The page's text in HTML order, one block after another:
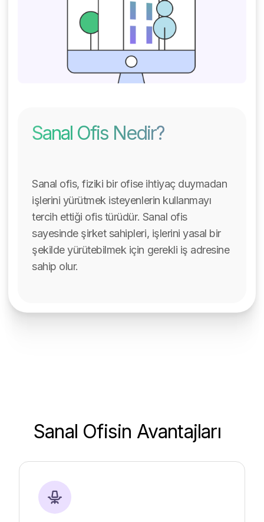
Sanal Ofis Nedir?
Sanal ofis, fiziki bir ofise ihtiyaç duymadan
işlerini yürütmek isteyenlerin kullanmayı
tercih ettiği ofis türüdür. Sanal ofis
sayesinde şirket sahipleri, işlerini yasal bir
şekilde yürütebilmek için gerekli iş adresine
sahip olur.
Sanal Ofisin Avantajları